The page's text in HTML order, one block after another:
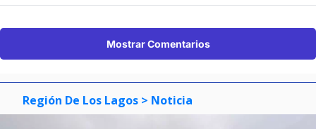
Mostrar Comentarios
Región De Los Lagos > Noticia